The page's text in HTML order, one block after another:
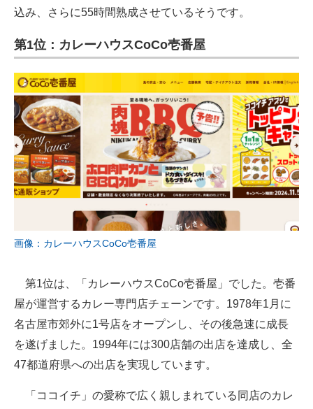
込み、さらに55時間熟成させているそうです。
第1位：カレーハウスCoCo壱番屋
画像：カレーハウスCoCo壱番屋
第1位は、「カレーハウスCoCo壱番屋」でした。壱番
屋が運営するカレー専門店チェーンです。1978年1月に
名古屋市郊外に1号店をオープンし、その後急速に成長
を遂げました。1994年には300店舗の出店を達成し、全
47都道府県への出店を実現しています。
「ココイチ」の愛称で広く親しまれている同店のカレ